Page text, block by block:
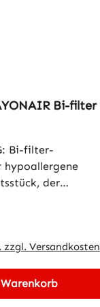
Bi-filter
Bi-filter-
hypoallergene
der
robuste Struktur;
jedem
zzgl. Versandkosten